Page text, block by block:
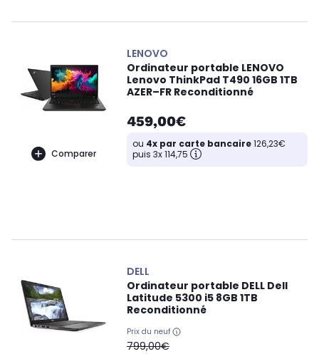
Comparer
LENOVO
Ordinateur portable LENOVO
Lenovo ThinkPad T490 16GB 1TB
AZER–FR Reconditionné
459,00€
ou 4x par carte bancaire126,23€
puis 3x 114,75
DELL
Ordinateur portable DELL Dell
Latitude 5300 i5 8GB 1TB
Reconditionné
Prix du neuf
oldPrice
799,00€